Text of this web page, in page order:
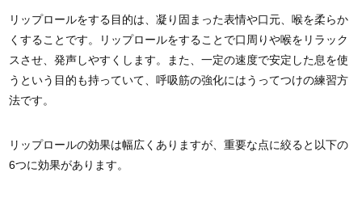
リップロールをする目的は、凝り固まった表情や口元、喉を柔らか
くすることです。リップロールをすることで口周りや喉をリラック
スさせ、発声しやすくします。また、一定の速度で安定した息を使
うという目的も持っていて、呼吸筋の強化にはうってつけの練習方
法です。
リップロールの効果は幅広くありますが、重要な点に絞ると以下の
6つに効果があります。